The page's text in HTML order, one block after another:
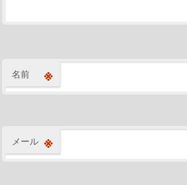
名前 ※
メール ※